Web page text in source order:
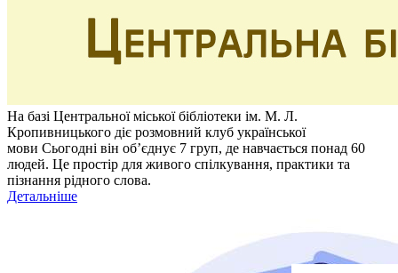
На базі Центральної міської бібліотеки ім. М. Л.
Кропивницького діє розмовний клуб української
мови Сьогодні він об’єднує 7 груп, де навчається понад 60
людей. Це простір для живого спілкування, практики та
пізнання рідного слова.
Детальніше